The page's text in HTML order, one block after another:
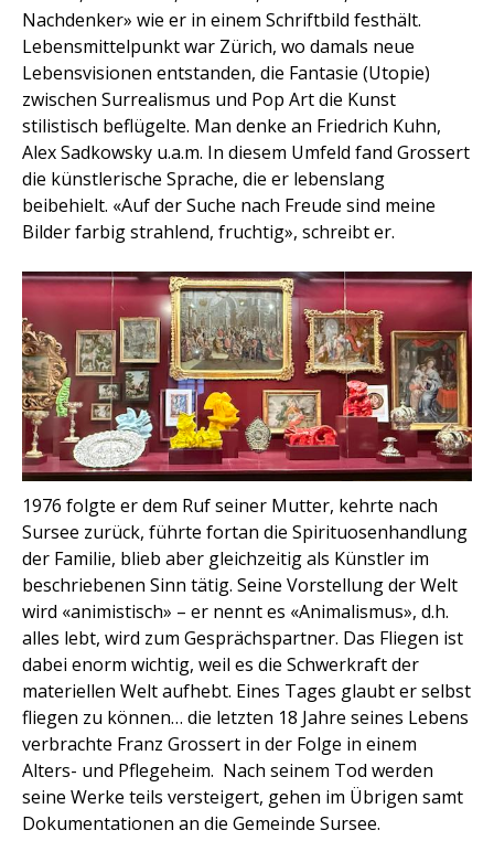
Nachdenker» wie er in einem Schriftbild festhält.
Lebensmittelpunkt war Zürich, wo damals neue
Lebensvisionen entstanden, die Fantasie (Utopie)
zwischen Surrealismus und Pop Art die Kunst
stilistisch beflügelte. Man denke an Friedrich Kuhn,
Alex Sadkowsky u.a.m. In diesem Umfeld fand Grossert
die künstlerische Sprache, die er lebenslang
beibehielt. «Auf der Suche nach Freude sind meine
Bilder farbig strahlend, fruchtig», schreibt er.
1976 folgte er dem Ruf seiner Mutter, kehrte nach
Sursee zurück, führte fortan die Spirituosenhandlung
der Familie, blieb aber gleichzeitig als Künstler im
beschriebenen Sinn tätig. Seine Vorstellung der Welt
wird «animistisch» – er nennt es «Animalismus», d.h.
alles lebt, wird zum Gesprächspartner. Das Fliegen ist
dabei enorm wichtig, weil es die Schwerkraft der
materiellen Welt aufhebt. Eines Tages glaubt er selbst
fliegen zu können… die letzten 18 Jahre seines Lebens
verbrachte Franz Grossert in der Folge in einem
Alters- und Pflegeheim. Nach seinem Tod werden
seine Werke teils versteigert, gehen im Übrigen samt
Dokumentationen an die Gemeinde Sursee.